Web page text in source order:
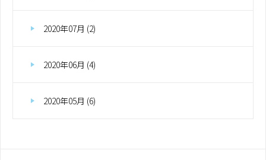
2020年07月 (2)
2020年06月 (4)
2020年05月 (6)